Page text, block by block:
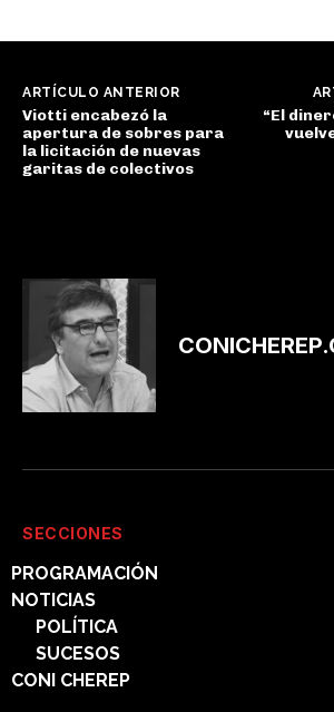
ARTÍCULO ANTERIOR
Viotti encabezó la
apertura de sobres para
la licitación de nuevas
garitas de colectivos
“El
SECCIONES
PROGRAMACIÓN
NOTICIAS
POLÍTICA
SUCESOS
CONI CHEREP